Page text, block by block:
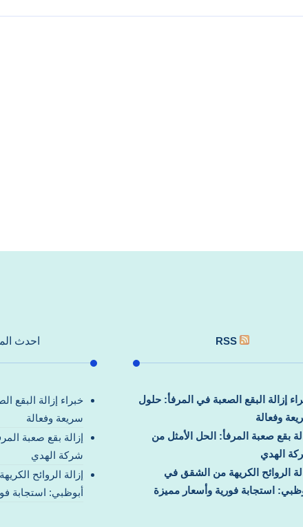
RSS
إزالة البقع الصعبة في المرفأ: حلول
وفعالة
بقع صعبة المرفأ: الحل الأمثل من
الهدي
الروائح الكريهة من الشقق في
استجابة فورية وأسعار مميزة
احدث
خبراء إزالة البقع
سريعة وفعالة
إزالة بقع صعبة
شركة الهدي
إزالة الروائح
أبوظبي: استجابة